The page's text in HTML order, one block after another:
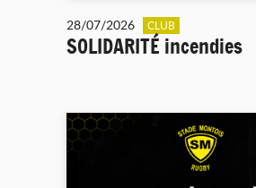
28/07/2026 CLUB
SOLIDARITÉ incendies